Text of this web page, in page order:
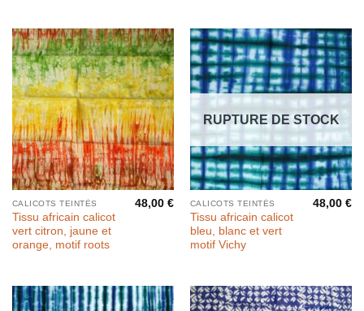
CALICOTS TEINTÉS
Tissu africain calicot
vert citron, jaune et
orange, motif roots
48,00€
RUPTURE DE STOCK
CALICOTS TEINTÉS
Tissu africain calicot
bleu, blanc et vert
motif Vichy
48,00€